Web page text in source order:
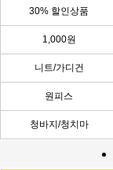
30% 할인상품
1,000원
니트/가디건
원피스
청바지/청치마